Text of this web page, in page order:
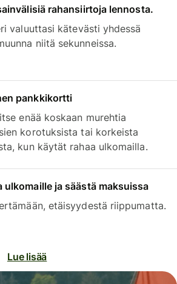
rahansiirtoja lennosta.
valuuttasi kätevästi yhdessä
niitä sekunneissa.
pankkikortti
enää koskaan murehtia
korotuksista tai korkeista
kun käytät rahaa ulkomailla.
ulkomaille ja säästä maksuissa
etäisyydestä riippumatta.
Lue lisää